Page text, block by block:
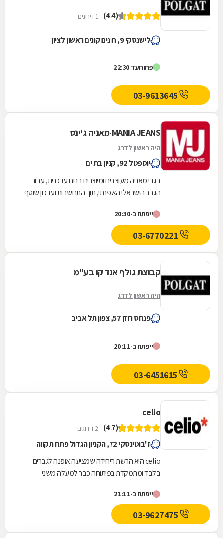
(4.4) 1 דירוגים
לישנסקי 9, חונים קונים ראשון לציון
פתוחעד 22:30
03-9613645
MANIA JEANS-מאניה ג'ינס
היה ראשון לדרג
יוספטל 92, קניון בת ים
בגדי מאניה מעוצבים ומיוצרים ברוח עדכנית, עבור
הגבר הישראלי האופנתי, תוך התחשבות ועדכון שוטף
אותה...
ייפתח ב-20:30
קבוצת גולף אנד קו בע"מ
היה ראשון לדרג
פנחס רוזן 57, צפון תל אביב
ייפתח ב-20:11
03-6451615
celio
(4.7) 2 דירוגים
ז'בוטינסקי 72, הקניון הגדול פתח תקווה
celio היא הרשת היחידה שמציעה אופנה לגברים
בלבד ומתמקדת בפיתוחה כבר למעלה משני
תרבות הצריכה הגברית,...
ייפתח ב-21:11